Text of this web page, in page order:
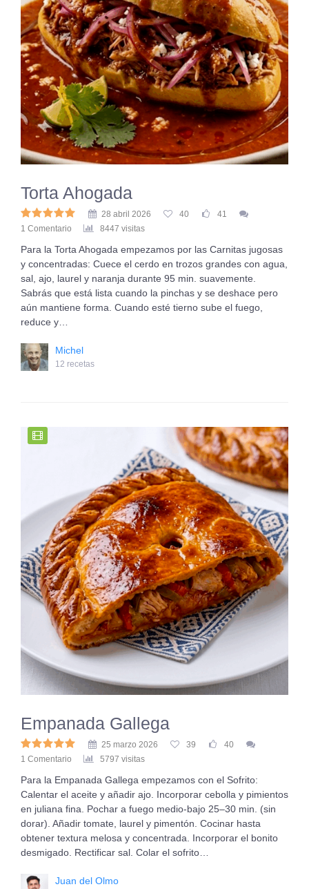
Torta Ahogada
28 abril 2026 40
41
1 Comentario
8447 visitas
Para la Torta Ahogada empezamos por las Carnitas jugosas
y concentradas: Cuece el cerdo en trozos grandes con agua,
sal, ajo, laurel y naranja durante 95 min. suavemente.
Sabrás que está lista cuando la pinchas y se deshace pero
aún mantiene forma. Cuando esté tierno sube el fuego,
reduce y…
Michel
12 recetas
Empanada Gallega
25 marzo 2026 39
40
1 Comentario
5797 visitas
Para la Empanada Gallega empezamos con el Sofrito:
Calentar el aceite y añadir ajo. Incorporar cebolla y pimientos
en juliana fina. Pochar a fuego medio-bajo 25–30 min. (sin
dorar). Añadir tomate, laurel y pimentón. Cocinar hasta
obtener textura melosa y concentrada. Incorporar el bonito
desmigado. Rectificar sal. Colar el sofrito…
Juan del Olmo